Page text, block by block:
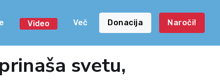
Video Več Donacija Naroči!
svetu,